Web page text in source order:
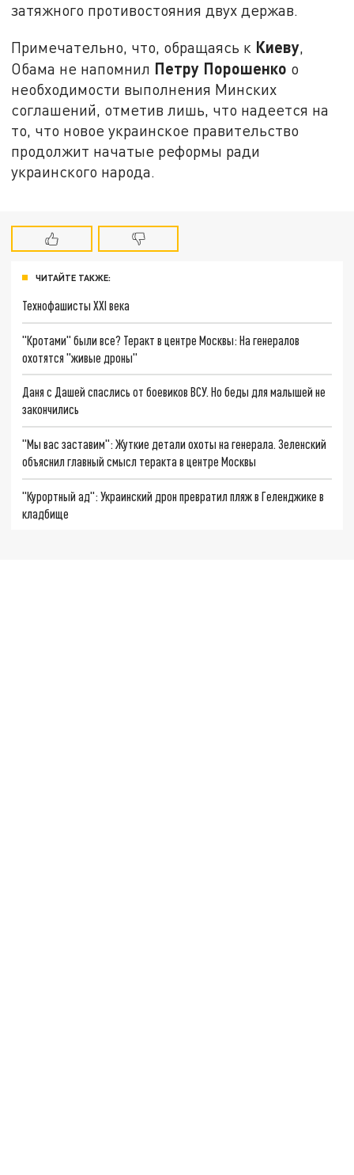
затяжного противостояния двух держав.
Примечательно, что, обращаясь к Киеву,
Обама не напомнил Петру Порошенко о
необходимости выполнения Минских
соглашений, отметив лишь, что надеется на
то, что новое украинское правительство
продолжит начатые реформы ради
украинского народа.
ЧИТАЙТЕ ТАКЖЕ:
Технофашисты XXI века
"Кротами" были все? Теракт в центре Москвы: На генералов
охотятся "живые дроны"
Даня с Дашей спаслись от боевиков ВСУ. Но беды для малышей не
закончились
"Мы вас заставим": Жуткие детали охоты на генерала. Зеленский
объяснил главный смысл теракта в центре Москвы
"Курортный ад": Украинский дрон превратил пляж в Геленджике в
кладбище